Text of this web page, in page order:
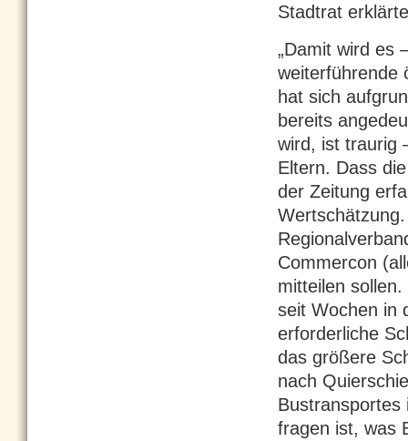
Stadtrat
„Damit wird es
weiterführende
hat sich
bereits
wird, ist traurig
Eltern. Dass
der Zeitung
Commercon
mitteilen
seit Wochen in
erforderliche
das größere
nach
Bustransportes
fragen ist, was